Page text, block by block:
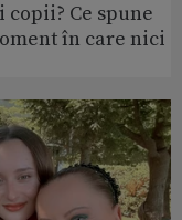
copii? Ce spune
în care nici